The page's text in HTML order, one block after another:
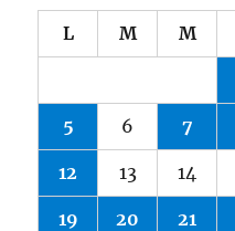
L M M
5 6 7
12 13 14
19 20 21